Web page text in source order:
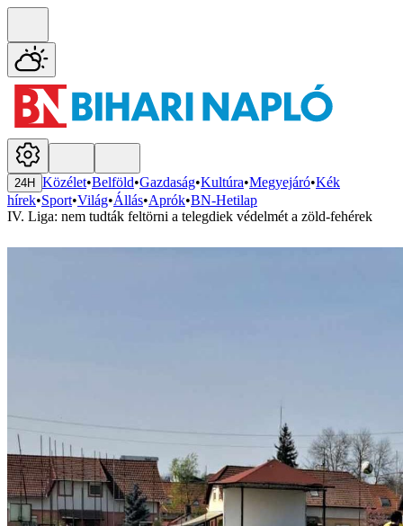
24H Közélet•Belföld•Gazdaság•Kultúra•Megyejáró•Kék
hírek•Sport•Világ•Állás•Aprók•BN-Hetilap
IV. Liga: nem tudták feltörni a telegdiek védelmét a zöld-fehérek